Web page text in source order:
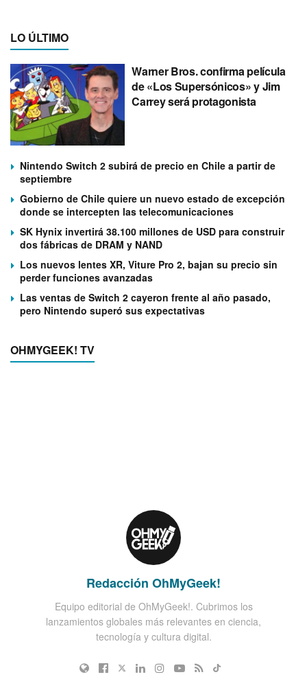
LO ÚLTIMO
Warner Bros. confirma película
de «Los Supersónicos» y Jim
Carrey será protagonista
Nintendo Switch 2 subirá de precio en Chile a partir de
septiembre
Gobierno de Chile quiere un nuevo estado de excepción
donde se intercepten las telecomunicaciones
SK Hynix invertirá 38.100 millones de USD para construir
dos fábricas de DRAM y NAND
Los nuevos lentes XR, Viture Pro 2, bajan su precio sin
perder funciones avanzadas
Las ventas de Switch 2 cayeron frente al año pasado,
pero Nintendo superó sus expectativas
OHMYGEEK! TV
Redacción OhMyGeek!
Equipo editorial de OhMyGeek!. Cubrimos los
lanzamientos globales más relevantes en ciencia,
tecnología y cultura digital.